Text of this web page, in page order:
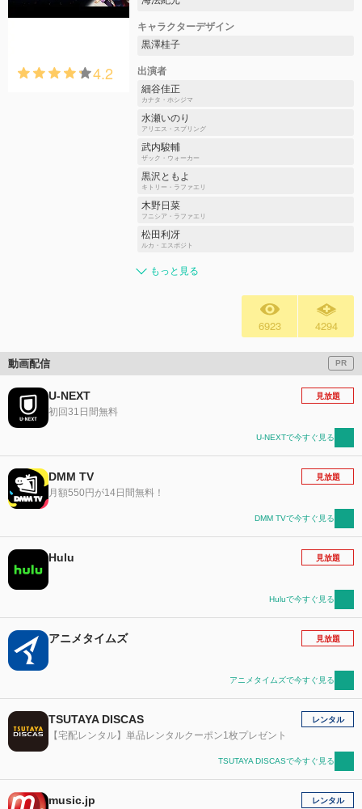
4.2
キャラクターデザイン
黒澤桂子
出演者
細谷佳正
カナタ・ホシジマ
水瀬いのり
アリエス・スプリング
武内駿輔
ザック・ウォーカー
黒沢ともよ
キトリー・ラファエリ
木野日菜
フニシア・ラファエリ
松田利冴
ルカ・エスポジト
もっと見る
6923 4294
動画配信 PR
U-NEXT
初回31日間無料
見放題
U-NEXTで今すぐ見る
DMM TV
月額550円が14日間無料！
見放題
DMM TVで今すぐ見る
Hulu 見放題
Huluで今すぐ見る
アニメタイムズ 見放題
アニメタイムズで今すぐ見る
TSUTAYA DISCAS
【宅配レンタル】単品レンタルクーポン1枚プレゼント
レンタル
TSUTAYA DISCASで今すぐ見る
music.jp レンタル